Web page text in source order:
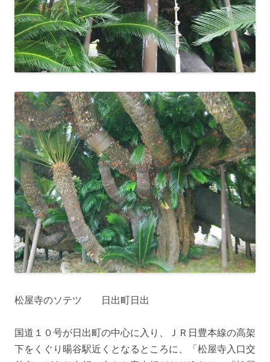
松屋寺のソテツ 日出町日出
国道１０号が日出町の中心に入り、ＪＲ日豊本線の高架
下をくぐり暘谷駅近くとなるところに、「松屋寺入口交